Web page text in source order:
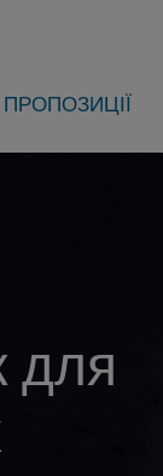
ПРОПОЗИЦІЇ
для